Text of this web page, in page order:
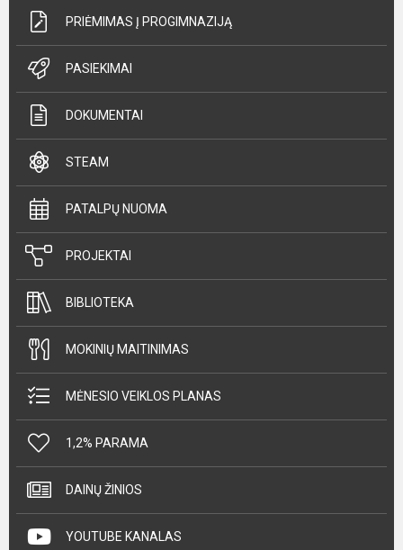
PRIĖMIMAS Į PROGIMNAZIJĄ
PASIEKIMAI
DOKUMENTAI
STEAM
PATALPŲ NUOMA
PROJEKTAI
BIBLIOTEKA
MOKINIŲ MAITINIMAS
MĖNESIO VEIKLOS PLANAS
1,2% PARAMA
DAINŲ ŽINIOS
YOUTUBE KANALAS